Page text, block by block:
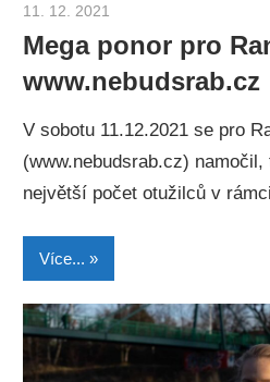
11. 12. 2021
Mega ponor pro
www.nebudsrab.cz
V sobotu 11.12.2021 se pro
(www.nebudsrab.cz)
největší počet otužilců v
Více...